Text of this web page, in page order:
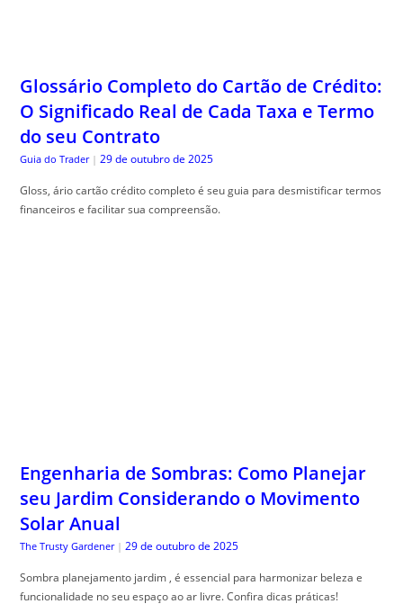
Glossário Completo do Cartão de Crédito:
O Significado Real de Cada Taxa e Termo
do seu Contrato
Guia do Trader | 29 de outubro de 2025
Gloss, ário cartão crédito completo é seu guia para desmistificar termos
financeiros e facilitar sua compreensão.
Engenharia de Sombras: Como Planejar
seu Jardim Considerando o Movimento
Solar Anual
The Trusty Gardener | 29 de outubro de 2025
Sombra planejamento jardim , é essencial para harmonizar beleza e
funcionalidade no seu espaço ao ar livre. Confira dicas práticas!